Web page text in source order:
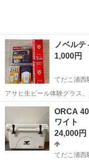
ノベルテ
1,000円
てだこ浦西
アサヒ生ビール体験グラス
タンブラー×2、キリン サッ
沖縄 沖縄市
ORCA
ワイト
24,000円
てだこ浦西